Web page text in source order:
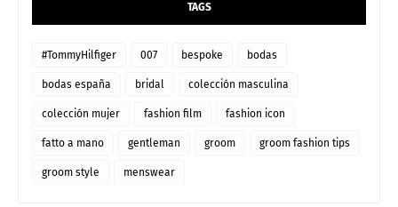
TAGS
#TommyHilfiger 007 bespoke bodas
bodas españa bridal colección masculina
colección mujer fashion film fashion icon
fatto a mano gentleman groom groom fashion tips
groom style menswear